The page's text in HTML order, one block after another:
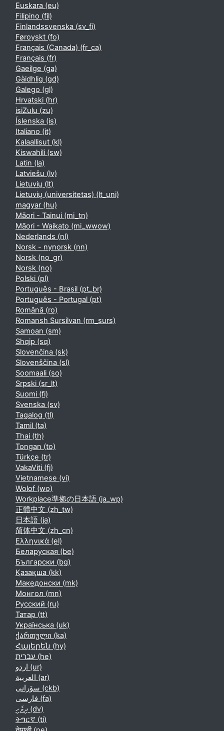
Euskara ‎(eu)‎
Filipino ‎(fil)‎
Finlandssvenska ‎(sv_fi)‎
Føroyskt ‎(fo)‎
Français (Canada) ‎(fr_ca)‎
Français ‎(fr)‎
Gaeilge ‎(ga)‎
Gàidhlig ‎(gd)‎
Galego ‎(gl)‎
Hrvatski ‎(hr)‎
isiZulu ‎(zu)‎
Íslenska ‎(is)‎
Italiano ‎(it)‎
Kalaallisut ‎(kl)‎
Kiswahili ‎(sw)‎
Latin ‎(la)‎
Latviešu ‎(lv)‎
Lietuvių ‎(lt)‎
Lietuvių (universitetas) ‎(lt_uni)‎
magyar ‎(hu)‎
Māori - Tainui ‎(mi_tn)‎
Māori - Waikato ‎(mi_wwow)‎
Nederlands ‎(nl)‎
Norsk - nynorsk ‎(nn)‎
Norsk ‎(no_gr)‎
Norsk ‎(no)‎
Polski ‎(pl)‎
Português - Brasil ‎(pt_br)‎
Português - Portugal ‎(pt)‎
Română ‎(ro)‎
Romansh Sursilvan ‎(rm_surs)‎
Samoan ‎(sm)‎
Shqip ‎(sq)‎
Slovenčina ‎(sk)‎
Slovenščina ‎(sl)‎
Soomaali ‎(so)‎
Srpski ‎(sr_lt)‎
Suomi ‎(fi)‎
Svenska ‎(sv)‎
Tagalog ‎(tl)‎
Tamil ‎(ta)‎
Thai ‎(th)‎
Tongan ‎(to)‎
Türkçe ‎(tr)‎
VakaViti ‎(fj)‎
Vietnamese ‎(vi)‎
Wolof ‎(wo)‎
Workplace準拠の日本語 ‎(ja_wp)‎
正體中文 ‎(zh_tw)‎
日本語 ‎(ja)‎
简体中文 ‎(zh_cn)‎
Ελληνικά ‎(el)‎
Беларуская ‎(be)‎
Български ‎(bg)‎
Қазақша ‎(kk)‎
Македонски ‎(mk)‎
Монгол ‎(mn)‎
Русский ‎(ru)‎
Татар ‎(tt)‎
Українська ‎(uk)‎
ქართული ‎(ka)‎
Հայերեն ‎(hy)‎
עברית ‎(he)‎
اردو ‎(ur)‎
العربية ‎(ar)‎
سۆرانی ‎(ckb)‎
فارسی ‎(fa)‎
ދިވެހި ‎(dv)‎
ትግርኛ ‎(ti)‎